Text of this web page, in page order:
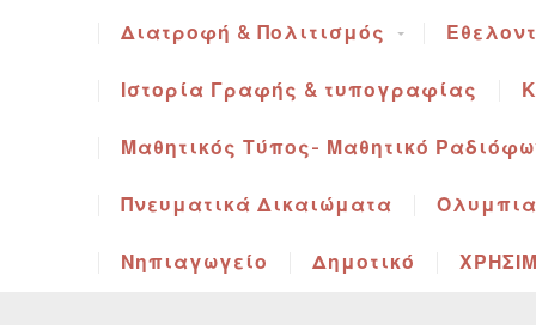
Διατροφή & Πολιτισμός
Ιστορία Γραφής & τυπογραφίας
Μαθητικός Τύπος- Μαθητικό
Πνευματικά Δικαιώματα
Νηπιαγωγείο Δημοτικό